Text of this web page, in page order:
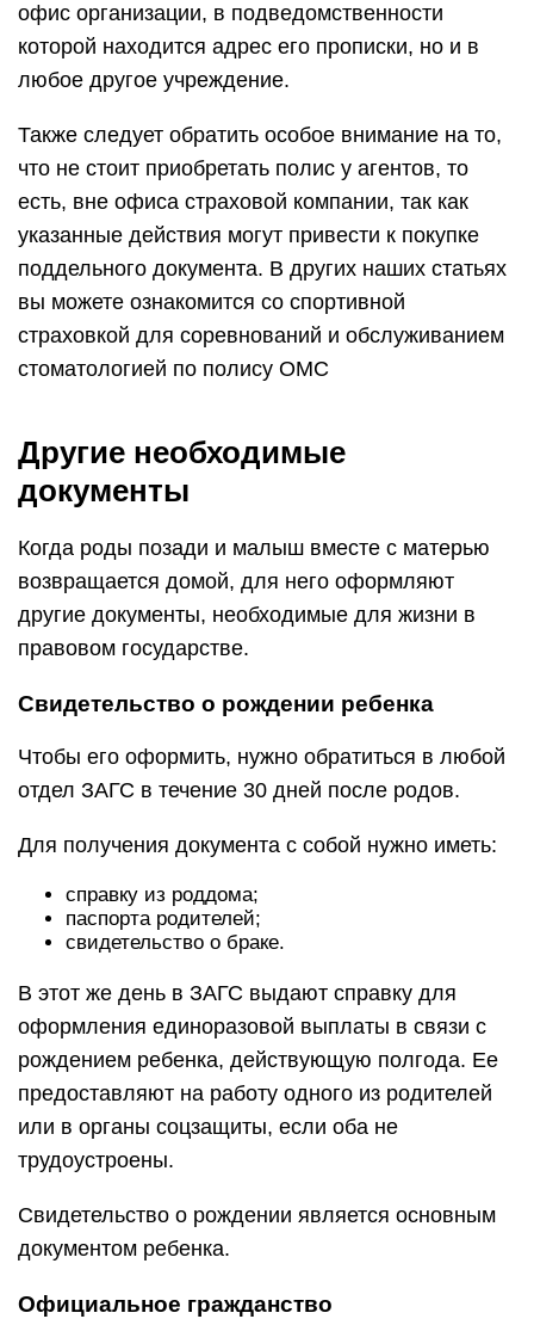
офис организации, в подведомственности
которой находится адрес его прописки, но и в
любое другое учреждение.
Также следует обратить особое внимание на то,
что не стоит приобретать полис у агентов, то
есть, вне офиса страховой компании, так как
указанные действия могут привести к покупке
поддельного документа. В других наших статьях
вы можете ознакомится со спортивной
страховкой для соревнований и обслуживанием
стоматологией по полису ОМС
Другие необходимые
документы
Когда роды позади и малыш вместе с матерью
возвращается домой, для него оформляют
другие документы, необходимые для жизни в
правовом государстве.
Свидетельство о рождении ребенка
Чтобы его оформить, нужно обратиться в любой
отдел ЗАГС в течение 30 дней после родов.
Для получения документа с собой нужно иметь:
справку из роддома;
паспорта родителей;
свидетельство о браке.
В этот же день в ЗАГС выдают справку для
оформления единоразовой выплаты в связи с
рождением ребенка, действующую полгода. Ее
предоставляют на работу одного из родителей
или в органы соцзащиты, если оба не
трудоустроены.
Свидетельство о рождении является основным
документом ребенка.
Официальное гражданство